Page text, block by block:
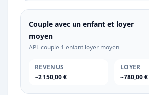
Couple avec un enfant et loyer
moyen
APL couple 1 enfant loyer moyen
REVENUS
~2 150,00 €
LOYER
~780,00 €